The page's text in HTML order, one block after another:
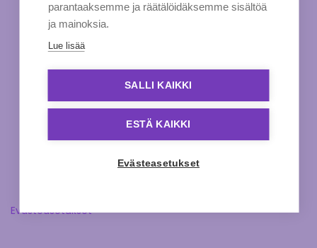
Evästeasetukset
parantaaksemme ja räätälöidäksemme sisältöä
ja mainoksia.
Lue lisää
SALLI KAIKKI
ESTÄ KAIKKI
Evästeasetukset